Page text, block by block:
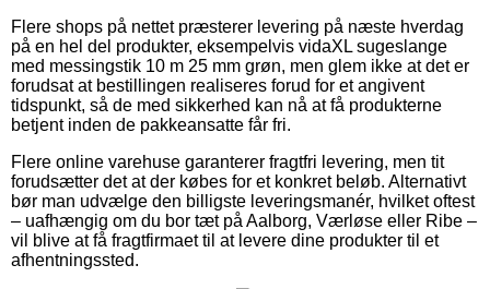
Flere shops på nettet præsterer levering på næste hverdag
på en hel del produkter, eksempelvis vidaXL sugeslange
med messingstik 10 m 25 mm grøn, men glem ikke at det er
forudsat at bestillingen realiseres forud for et angivent
tidspunkt, så de med sikkerhed kan nå at få produkterne
betjent inden de pakkeansatte får fri.
Flere online varehuse garanterer fragtfri levering, men tit
forudsætter det at der købes for et konkret beløb. Alternativt
bør man udvælge den billigste leveringsmanér, hvilket oftest
– uafhængig om du bor tæt på Aalborg, Værløse eller Ribe –
vil blive at få fragtfirmaet til at levere dine produkter til et
afhentningssted.